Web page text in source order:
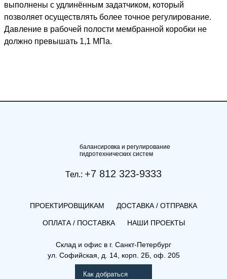
выполнены с удлинённым задатчиком, который
позволяет осуществлять более точное регулирование.
Давление в рабочей полости мембранной коробки не
должно превышать 1,1 МПа.
балансировка и регулирование
гидротехнических систем
Тел.: +7 812 323-9333
ПРОЕКТИРОВЩИКАМ ДОСТАВКА / ОТПРАВКА
ОПЛАТА / ПОСТАВКА НАШИ ПРОЕКТЫ
Склад и офис в г. Санкт-Петербург
ул. Софийская, д. 14, корп. 2Б, оф. 205
Как добраться